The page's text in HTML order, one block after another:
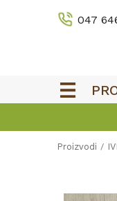
047
Proizvodi